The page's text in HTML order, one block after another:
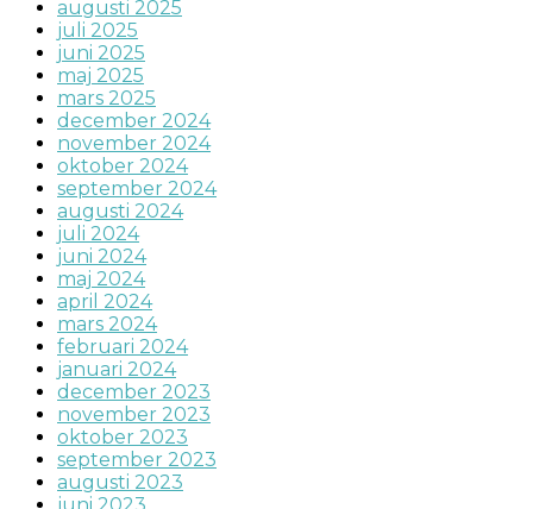
augusti 2025
juli 2025
juni 2025
maj 2025
mars 2025
december 2024
november 2024
oktober 2024
september 2024
augusti 2024
juli 2024
juni 2024
maj 2024
april 2024
mars 2024
februari 2024
januari 2024
december 2023
november 2023
oktober 2023
september 2023
augusti 2023